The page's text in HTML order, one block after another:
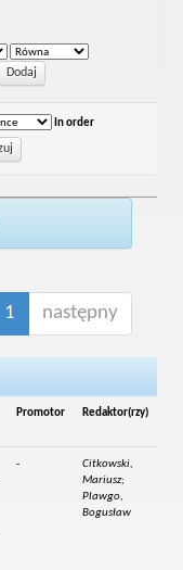
In order
1 następny
Promotor Redaktor(rzy)
-
Citkowski,
Mariusz;
Plawgo,
Bogusław